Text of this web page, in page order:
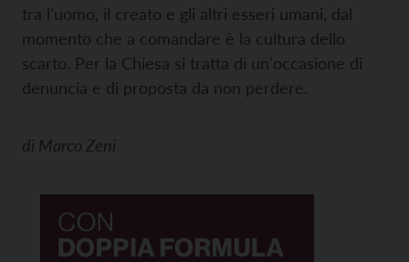
tra l'uomo, il creato e gli altri esseri umani, dal
momento che a comandare è la cultura dello
scarto. Per la Chiesa si tratta di un'occasione di
denuncia e di proposta da non perdere.
di Marco Zeni